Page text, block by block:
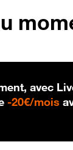
avec
-20€/mois